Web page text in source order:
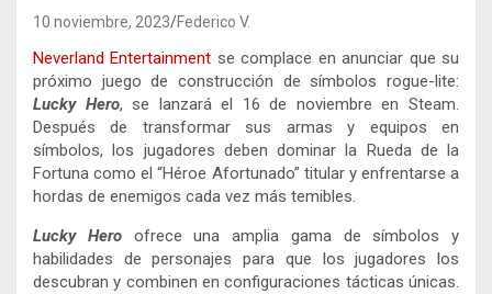
10 noviembre, 2023 Federico V.
Neverland Entertainment se complace en anunciar que su
próximo juego de construcción de símbolos rogue-lite:
Lucky Hero, se lanzará el 16 de noviembre en Steam.
Después de transformar sus armas y equipos en
símbolos, los jugadores deben dominar la Rueda de la
Fortuna como el “Héroe Afortunado” titular y enfrentarse a
hordas de enemigos cada vez más temibles.
Lucky Heroofrece una amplia gama de símbolos y
habilidades de personajes para que los jugadores los
descubran y combinen en configuraciones tácticas únicas.